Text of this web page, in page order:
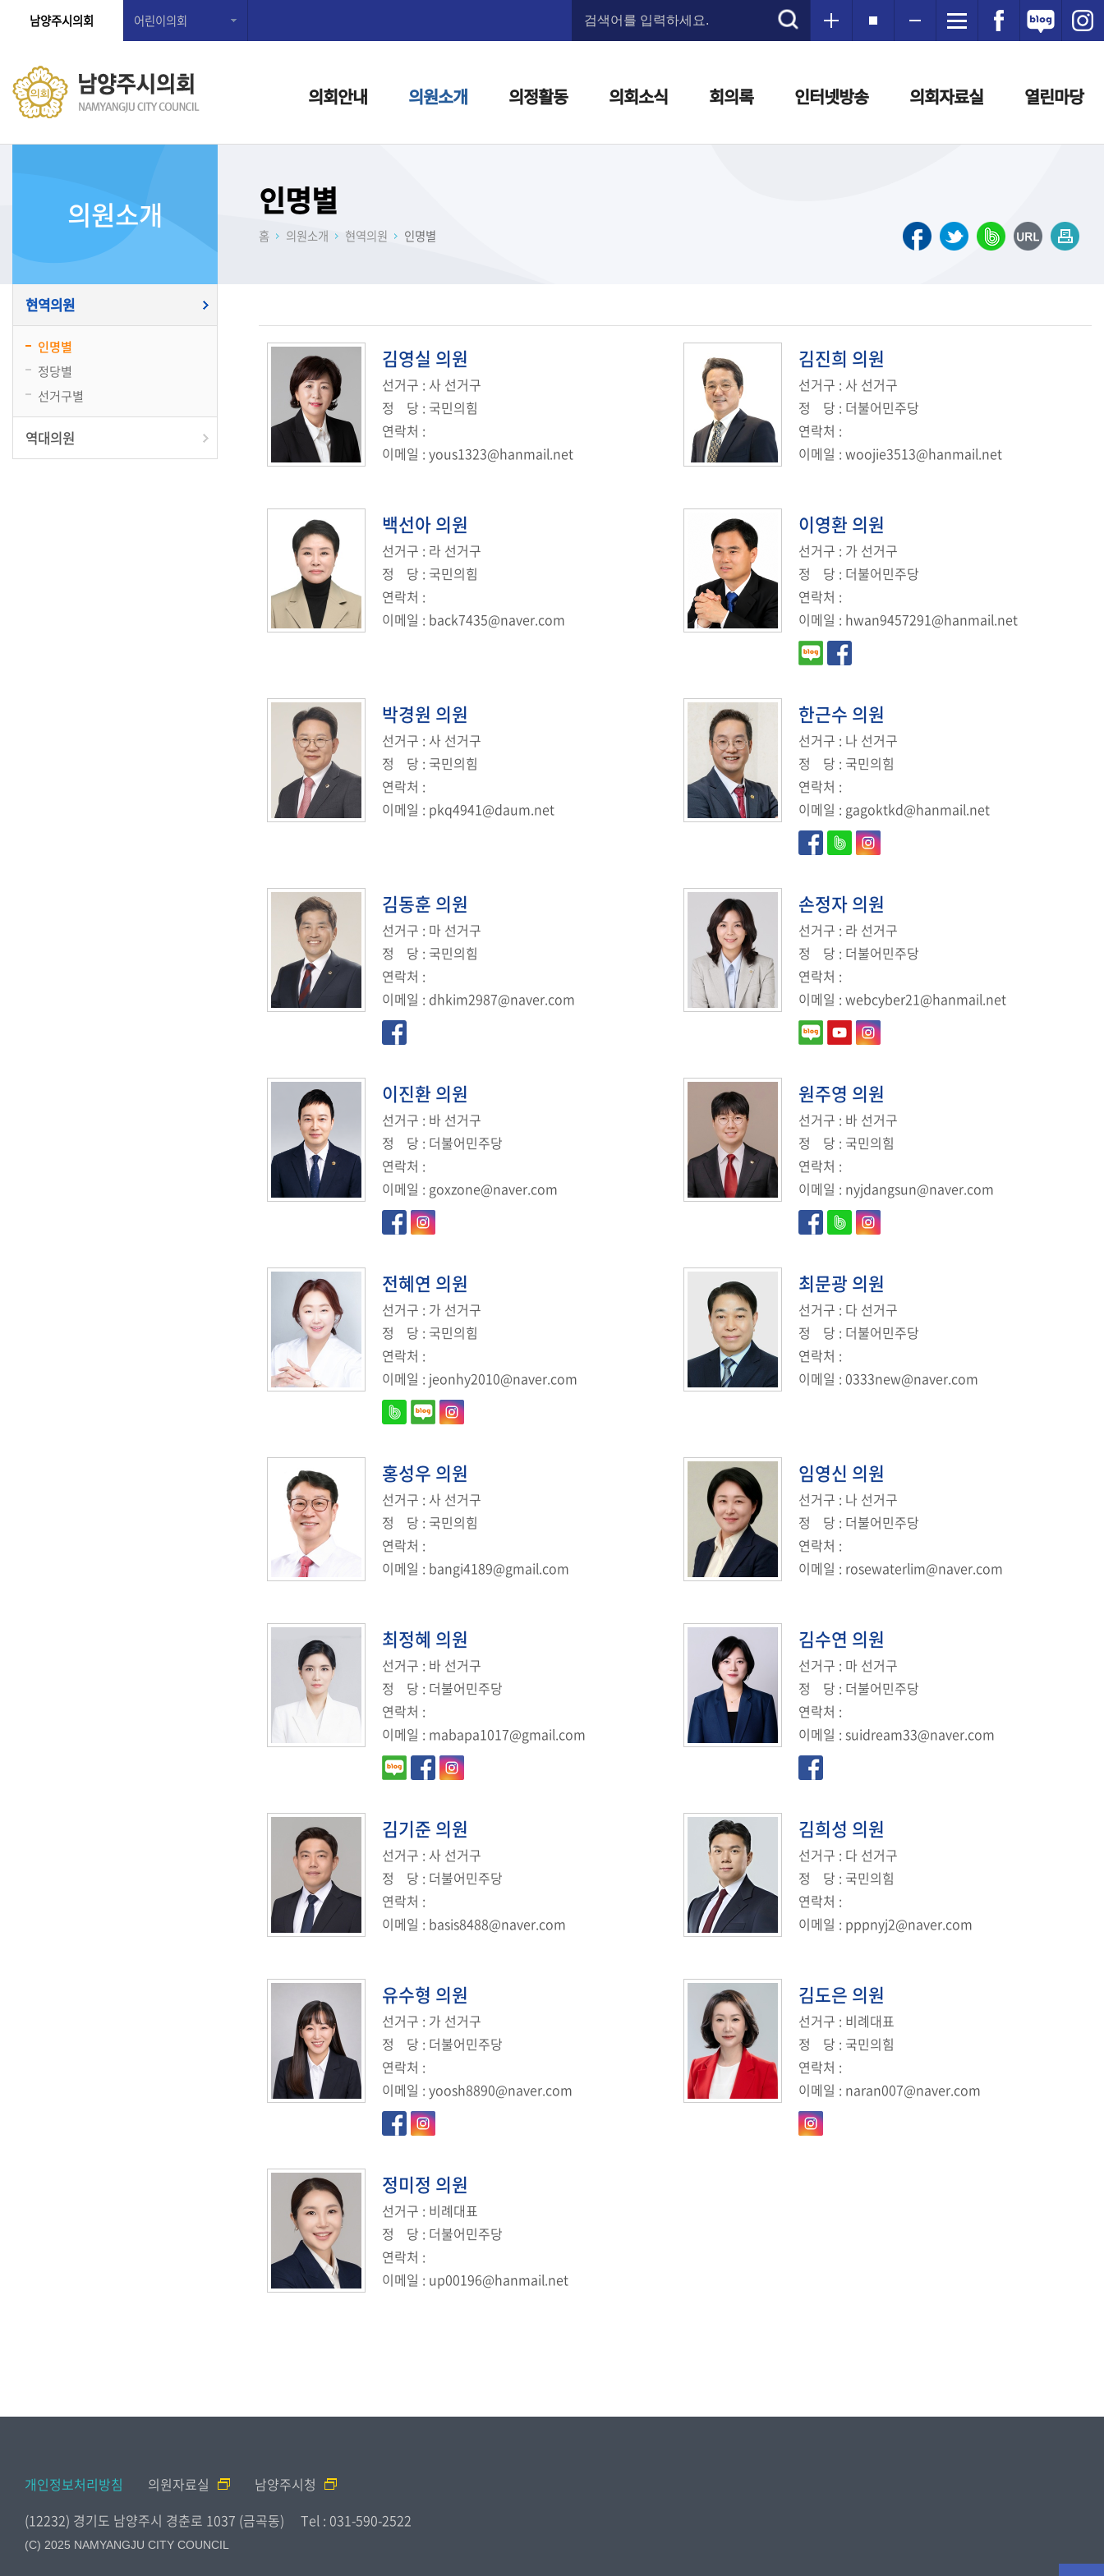
본문으로 바로가기
메인메뉴 바로가기
남양주시의회 어린이의회
의회안내 의원소개 의정활동 의회소식 회의록 인터넷방송 의회자료실 열린마당
의원소개
현역의원
인명별
정당별
선거구별
역대의원
홈 의원소개 현역의원 인명별
인명별
김영실 의원
선거구 : 사 선거구
정
당 : 국민의힘
연락처 :
이메일 : yous1323@hanmail.net
김진희 의원
선거구 : 사 선거구
정
당 : 더불어민주당
연락처 :
이메일 : woojie3513@hanmail.net
백선아의원
선거구 : 라 선거구
정
당 : 국민의힘
연락처 :
이메일 : back7435@naver.com
이영환 의원
선거구 : 가 선거구
정
당 : 더불어민주당
연락처 :
이메일 : hwan9457291@hanmail.net
박경원 의원
선거구 : 사 선거구
정
당 : 국민의힘
연락처 :
이메일 : pkq4941@daum.net
한근수 의원
선거구 : 나 선거구
정
당 : 국민의힘
연락처 :
이메일 : gagoktkd@hanmail.net
김동훈 의원
선거구 : 마 선거구
정
당 : 국민의힘
연락처 :
이메일 : dhkim2987@naver.com
손정자의원
선거구 : 라 선거구
정
당 : 더불어민주당
연락처 :
이메일 : webcyber21@hanmail.net
이진환 의원
선거구 : 바 선거구
정
당 : 더불어민주당
연락처 :
이메일 : goxzone@naver.com
원주영 의원
선거구 : 바 선거구
정
당 : 국민의힘
연락처 :
이메일 : nyjdangsun@naver.com
전혜연 의원
선거구 : 가 선거구
정
당 : 국민의힘
연락처 :
이메일 : jeonhy2010@naver.com
최문광 의원
선거구 : 다 선거구
정
당 : 더불어민주당
연락처 :
이메일 : 0333new@naver.com
홍성우 의원
선거구 : 사 선거구
정
당 : 국민의힘
연락처 :
이메일 : bangi4189@gmail.com
임영신 의원
선거구 : 나 선거구
정
당 : 더불어민주당
연락처 :
이메일 : rosewaterlim@naver.com
최정혜 의원
선거구 : 바 선거구
정
당 : 더불어민주당
연락처 :
이메일 : mabapa1017@gmail.com
김수연 의원
선거구 : 마 선거구
정
당 : 더불어민주당
연락처 :
이메일 : suidream33@naver.com
김기준 의원
선거구 : 사 선거구
정
당 : 더불어민주당
연락처 :
이메일 : basis8488@naver.com
김희성 의원
선거구 : 다 선거구
정
당 : 국민의힘
연락처 :
이메일 : pppnyj2@naver.com
유수형 의원
선거구 : 가 선거구
정
당 : 더불어민주당
연락처 :
이메일 : yoosh8890@naver.com
김도은 의원
선거구 : 비례대표
정
당 : 국민의힘
연락처 :
이메일 : naran007@naver.com
정미정 의원
선거구 : 비례대표
정
당 : 더불어민주당
연락처 :
이메일 : up00196@hanmail.net
개인정보처리방침 의원자료실
남양주시청
(12232) 경기도 남양주시 경춘로 1037 (금곡동)
Tel : 031-590-2522
(C) 2025 NAMYANGJU CITY COUNCIL